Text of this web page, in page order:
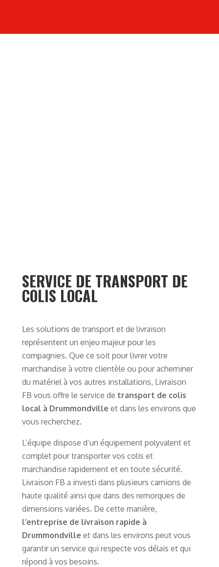
SERVICE DE TRANSPORT DE
COLIS LOCAL
Les solutions de transport et de livraison
représentent un enjeu majeur pour les
compagnies. Que ce soit pour livrer votre
marchandise à votre clientèle ou pour acheminer
du matériel à vos autres installations, Livraison
FB vous offre le service de transport de colis
local à Drummondville et dans les environs que
vous recherchez.
L’équipe dispose d’un équipement polyvalent et
complet pour transporter vos colis et
marchandise rapidement et en toute sécurité.
Livraison FB a investi dans plusieurs camions de
haute qualité ainsi que dans des remorques de
dimensions variées. De cette manière,
l’entreprise de livraison rapide à
Drummondville et dans les environs peut vous
garantir un service qui respecte vos délais et qui
répond à vos besoins.